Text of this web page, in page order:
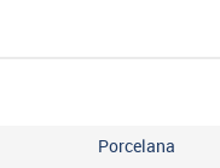
Porcelana